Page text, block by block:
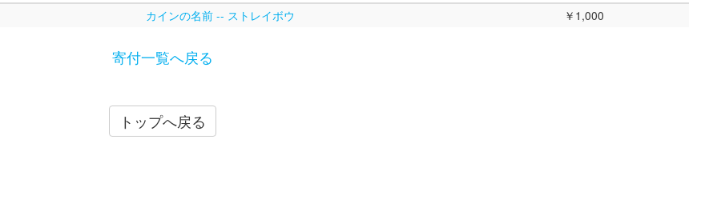
カインの名前 -- ストレイボウ ￥1,000
寄付一覧へ戻る
トップへ戻る